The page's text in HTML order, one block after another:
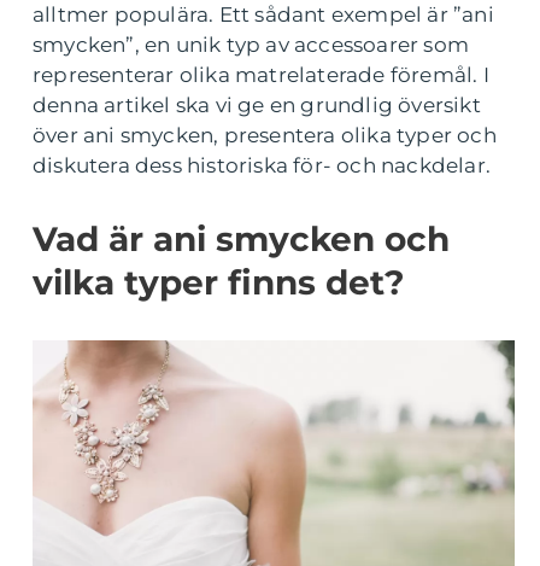
alltmer populära. Ett sådant exempel är ”ani
smycken”, en unik typ av accessoarer som
representerar olika matrelaterade föremål. I
denna artikel ska vi ge en grundlig översikt
över ani smycken, presentera olika typer och
diskutera dess historiska för- och nackdelar.
Vad är ani smycken och
vilka typer finns det?